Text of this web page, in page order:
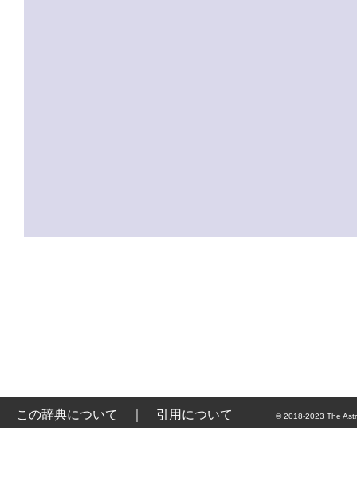
この辞典について 引用について © 2018-2023 The